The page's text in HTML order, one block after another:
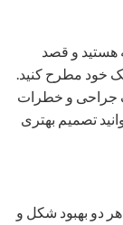
هستید و قصد
خود مطرح کنید.
جراحی و خطرات
تصمیم بهتری
هر دو بهبود شکل و